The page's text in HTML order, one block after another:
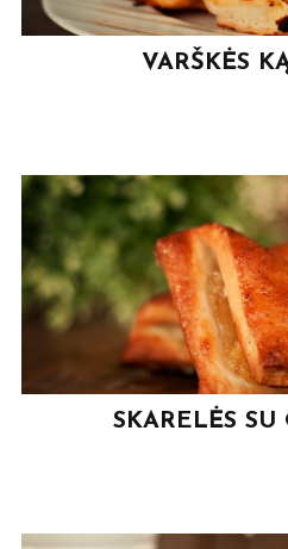
VARŠKĖS
SKARELĖS